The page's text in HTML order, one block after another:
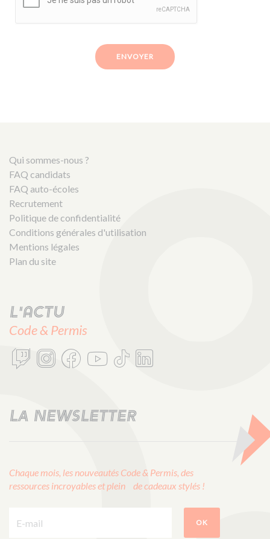
ENVOYER
Qui sommes-nous ?
FAQ candidats
FAQ auto-écoles
Recrutement
Politique de confidentialité
Conditions générales d'utilisation
Mentions légales
Plan du site
L'actu
Code & Permis
LA NEWSLETTER
Chaque mois, les nouveautés Code & Permis, des
ressources incroyables et plein de cadeaux stylés !
OK